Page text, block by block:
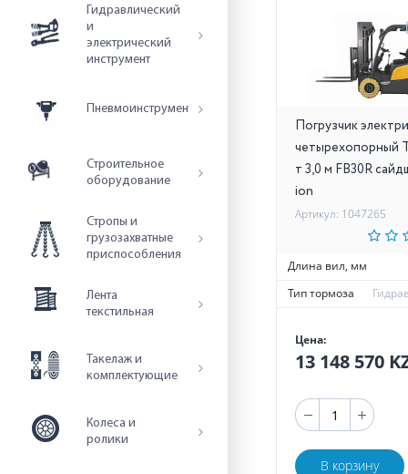
Гидравлический
и
электрический
инструмент
Пневмоинструмент
Строительное
оборудование
Стропы и
грузозахватные
приспособления
Лента
текстильная
Такелаж и
комплектующие
Колеса и
ролики
Погрузчик
четырехопорный
т 3,0 м FB30R
ion
Артикул: 1047265
Длина вил, мм
Тип тормоза
Цена:
13 148 570
В корзину